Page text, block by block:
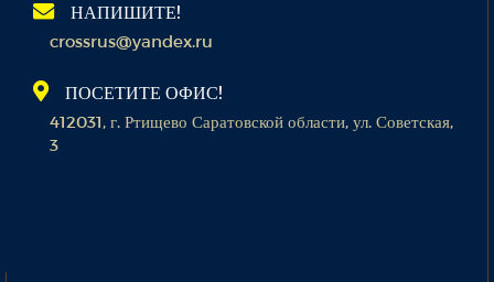
НАПИШИТЕ!
crossrus@yandex.ru
ПОСЕТИТЕ ОФИС!
412031, г. Ртищево Саратовской области, ул. Советская,
3